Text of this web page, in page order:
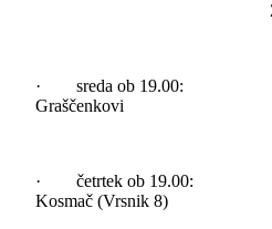
· sreda ob 19.00: +
Graščenkovi
· četrtek ob 19.00: +
Kosmač (Vrsnik 8)